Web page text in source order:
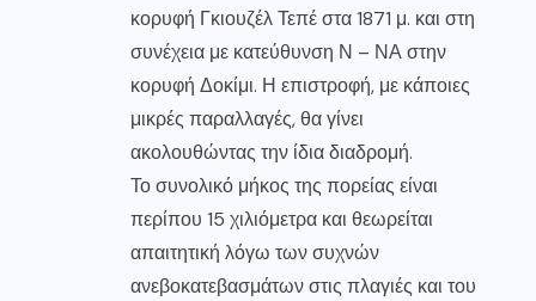
κορυφή Γκιουζέλ Τεπέ στα 1871 μ. και στη
συνέχεια με κατεύθυνση Ν – ΝΑ στην
κορυφή Δοκίμι. Η επιστροφή, με κάποιες
μικρές παραλλαγές, θα γίνει
ακολουθώντας την ίδια διαδρομή.
Το συνολικό μήκος της πορείας είναι
περίπου 15 χιλιόμετρα και θεωρείται
απαιτητική λόγω των συχνών
ανεβοκατεβασμάτων στις πλαγιές και του